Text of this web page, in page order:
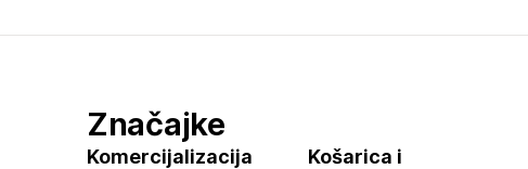
Značajke
Komercijalizacija
Košarica i